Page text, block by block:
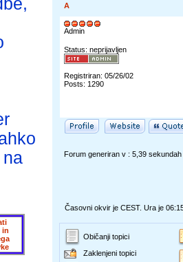
in
A
Admin
Status: neprijavljen
Registriran: 05/26/02
Posts: 1290
Forum generiran v : 5,39 sekundah
Časovni okvir je CEST. Ura je
Običanji topici
Zaklenjeni topici